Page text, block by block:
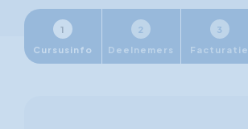
1
Cursusinfo
2
Deelnemers
3
Facturatie